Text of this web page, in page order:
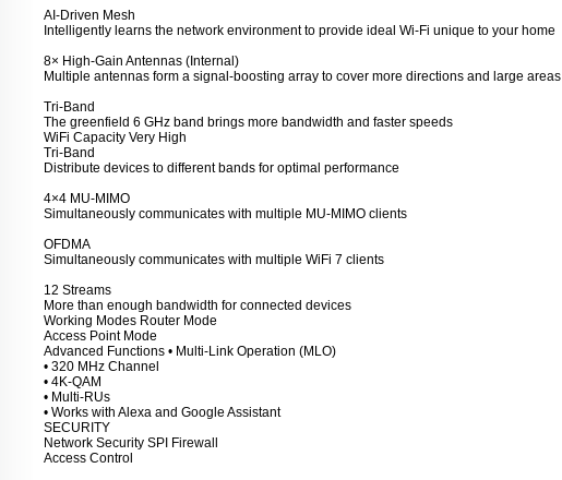
AI-Driven Mesh
Intelligently learns the network environment to provide ideal Wi-Fi unique to your home
8× High-Gain Antennas (Internal)
Multiple antennas form a signal-boosting array to cover more directions and large areas
Tri-Band
The greenfield 6 GHz band brings more bandwidth and faster speeds
WiFi Capacity Very High
Tri-Band
Distribute devices to different bands for optimal performance
4×4 MU-MIMO
Simultaneously communicates with multiple MU-MIMO clients
OFDMA
Simultaneously communicates with multiple WiFi 7 clients
12 Streams
More than enough bandwidth for connected devices
Working Modes Router Mode
Access Point Mode
Advanced Functions • Multi-Link Operation (MLO)
• 320 MHz Channel
• 4K-QAM
• Multi-RUs
• Works with Alexa and Google Assistant
SECURITY
Network Security SPI Firewall
Access Control